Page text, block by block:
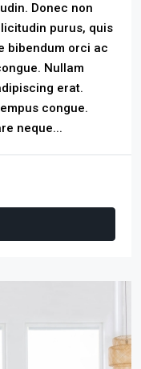
Donec non
purus, quis
bibendum orci ac
Nullam
erat.
congue.
neque...